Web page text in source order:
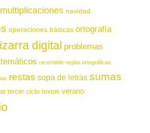
multiplicaciones navidad
operaciones básicas ortografía
digital problemas
recortable reglas ortográficas
restas sopa de letras sumas
tercer ciclo textos verano